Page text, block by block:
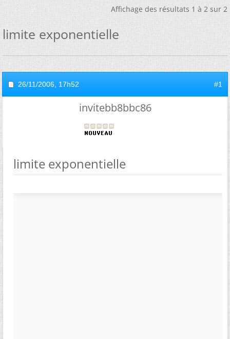
Affichage des résultats 1 à 2 sur 2
limite exponentielle
26/11/2006, 17h52 #1
invitebb8bbc86
limite exponentielle